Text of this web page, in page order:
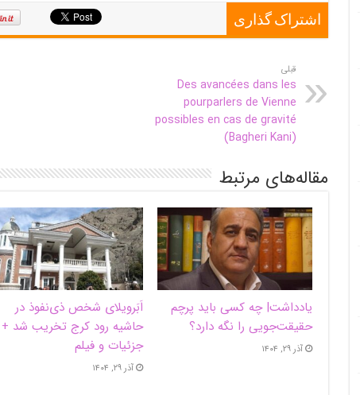
اشتراک گذاری
قبلی
Des avancées dans les
pourparlers de Vienne
possibles en cas de gravité
(Bagheri Kani)
مقاله‌های مرتبط
یادداشت| ‌چه کسی باید پرچم
حقیقت‌جویی را نگه دارد؟
آذر ۲۹, ۱۴۰۴
اَبَر‌ویلای شخص ذی‌نفوذ در
حاشیه‌ رود کرج تخریب شد +
جزئیات و فیلم
آذر ۲۹, ۱۴۰۴